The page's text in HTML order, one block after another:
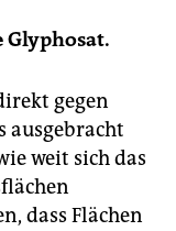
gegen
ausgebracht
weit sich das
dass Flächen